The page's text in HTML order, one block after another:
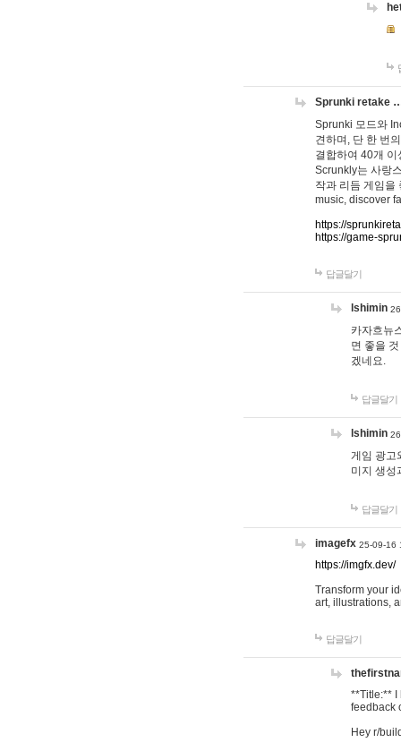
Sprunki retake
Sprunki 모드와
견하며, 단 한 번
결합하여 40개
Scrunkly는 사랑
작과 리듬 게임을
music, discover
https://
https://game-
답글달기
lshimin
카자흐뉴
면 좋을
겠네요.
답글달기
lshimin
게임 광고
미지 생성
답글달기
imagefx 25-09-16
https://imgfx.dev/
Transform your
art, illustrations,
답글달기
**Title:** I
feedback
Hey r/